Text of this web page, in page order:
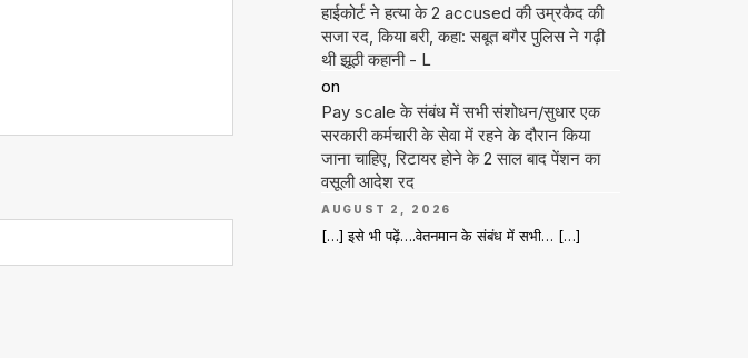
हाईकोर्ट ने हत्या के 2 accused की उम्रकैद की
सजा रद, किया बरी, कहा: सबूत बगैर पुलिस ने गढ़ी
थी झूठी कहानी - L
on
Pay scale के संबंध में सभी संशोधन/सुधार एक
सरकारी कर्मचारी के सेवा में रहने के दौरान किया
जाना चाहिए, रिटायर होने के 2 साल बाद पेंशन का
वसूली आदेश रद
AUGUST 2, 2026
[…] इसे भी पढ़ें….वेतनमान के संबंध में सभी… […]